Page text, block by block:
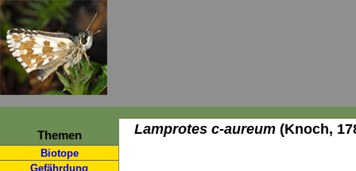
Themen
Biotope
Gefährdung
Lamprotes c-aureum (Knoch,